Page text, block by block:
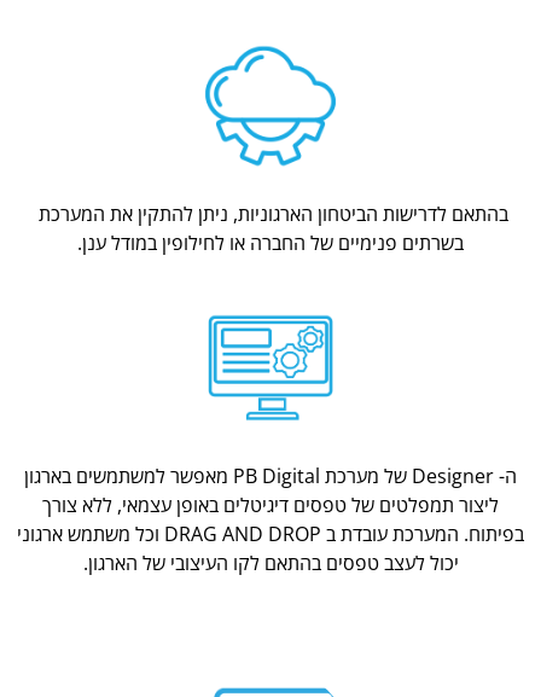
בהתאם לדרישות הביטחון הארגוניות, ניתן להתקין את המערכת
בשרתים פנימיים של החברה או לחילופין במודל ענן.
ה- Designer של מערכת PB Digital מאפשר למשתמשים בארגון
ליצור תמפלטים של טפסים דיגיטלים באופן עצמאי, ללא צורך
בפיתוח. המערכת עובדת ב DRAG AND DROP וכל משתמש ארגוני
יכול לעצב טפסים בהתאם לקו העיצובי של הארגון.